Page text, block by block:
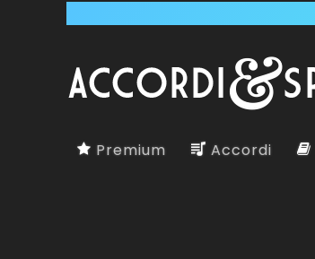
Premium Accordi